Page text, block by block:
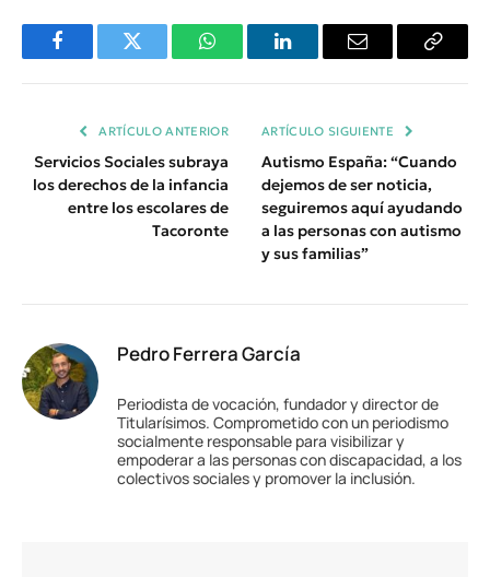
FacebookTwitter WhatsAppLinkedInEmail
Copiar
ARTÍCULO ANTERIOR
Servicios Sociales subraya
los derechos de la infancia
entre los escolares de
Tacoronte
ARTÍCULO SIGUIENTE
Autismo España: “Cuando
dejemos de ser noticia,
seguiremos aquí ayudando
a las personas con autismo
y sus familias”
Pedro Ferrera García
Periodista de vocación, fundador y director de
Titularísimos. Comprometido con un periodismo
socialmente responsable para visibilizar y
empoderar a las personas con discapacidad, a los
colectivos sociales y promover la inclusión.